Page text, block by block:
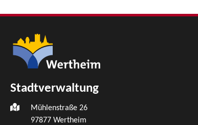
Stadtverwaltung
Mühlenstraße 26
97877 Wertheim